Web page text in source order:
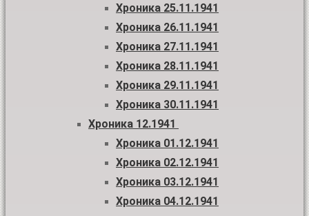
Хроника 25.11.1941
Хроника 26.11.1941
Хроника 27.11.1941
Хроника 28.11.1941
Хроника 29.11.1941
Хроника 30.11.1941
Хроника 12.1941
Хроника 01.12.1941
Хроника 02.12.1941
Хроника 03.12.1941
Хроника 04.12.1941